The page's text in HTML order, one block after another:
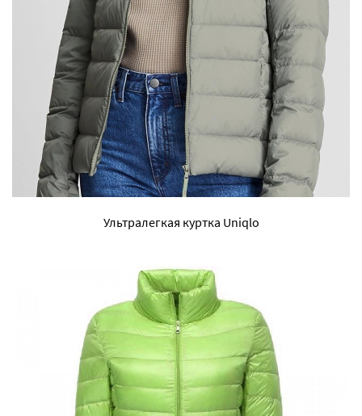
Ультралегкая куртка Uniqlo